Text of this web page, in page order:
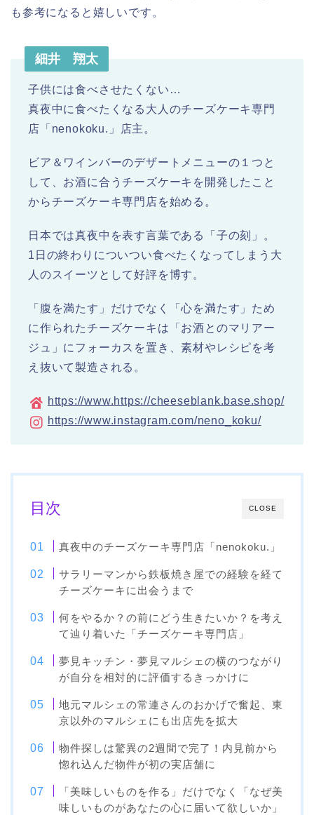
も参考になると嬉しいです。
細井 翔太
子供には食べさせたくない…
真夜中に食べたくなる大人のチーズケーキ専門
店「nenokoku.」店主。
ビア＆ワインバーのデザートメニューの１つと
して、お酒に合うチーズケーキを開発したこと
からチーズケーキ専門店を始める。
日本では真夜中を表す言葉である「子の刻」。
1日の終わりについつい食べたくなってしまう大
人のスイーツとして好評を博す。
「腹を満たす」だけでなく「心を満たす」ため
に作られたチーズケーキは「お酒とのマリアー
ジュ」にフォーカスを置き、素材やレシピを考
え抜いて製造される。
https://www.https://cheeseblank.base.shop/
https://www.instagram.com/neno_koku/
CLOSE
目次
真夜中のチーズケーキ専門店「nenokoku.」
サラリーマンから鉄板焼き屋での経験を経て
チーズケーキに出会うまで
何をやるか？の前にどう生きたいか？を考え
て辿り着いた「チーズケーキ専門店」
夢見キッチン・夢見マルシェの横のつながり
が自分を相対的に評価するきっかけに
地元マルシェの常連さんのおかげで奮起、東
京以外のマルシェにも出店先を拡大
物件探しは驚異の2週間で完了！内見前から
惚れ込んだ物件が初の実店舗に
「美味しいものを作る」だけでなく「なぜ美
味しいものがあなたの心に届いて欲しいか」